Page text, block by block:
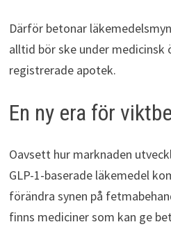
Därför betonar
alltid bör ske under medicinsk
registrerade apotek.
En ny era för
Oavsett hur marknaden
GLP-1-baserade läkemedel
förändra synen på
finns mediciner som kan ge